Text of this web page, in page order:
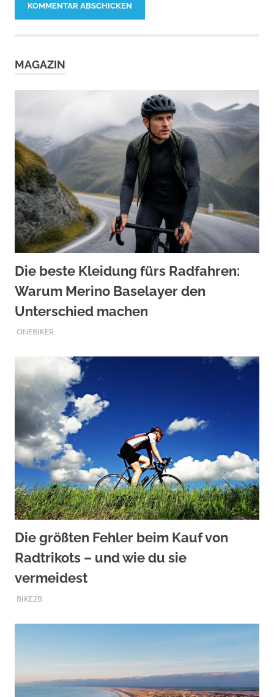
MAGAZIN
Die beste Kleidung fürs Radfahren:
Warum Merino Baselayer den
Unterschied machen
JULI 27, 2026
ONEBIKER
Die größten Fehler beim Kauf von
Radtrikots – und wie du sie
vermeidest
DEZEMBER 1, 2025
BIKE2B